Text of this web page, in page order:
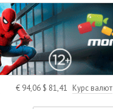
€ 94,06 $ 81,41 Курс валют